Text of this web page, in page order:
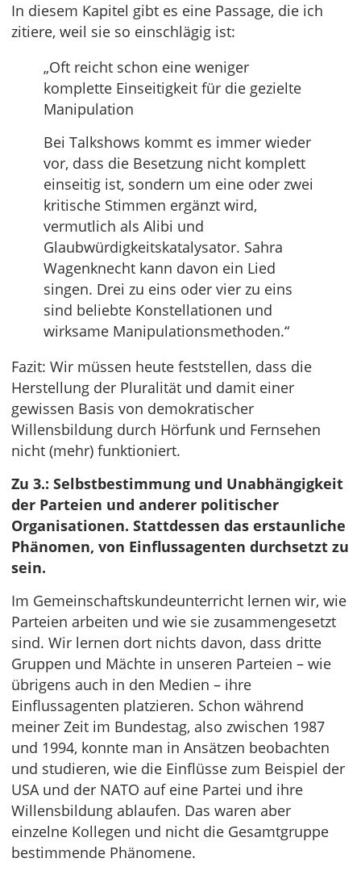
In diesem Kapitel gibt es eine Passage, die ich
zitiere, weil sie so einschlägig ist:
„Oft reicht schon eine weniger
komplette Einseitigkeit für die gezielte
Manipulation
Bei Talkshows kommt es immer wieder
vor, dass die Besetzung nicht komplett
einseitig ist, sondern um eine oder zwei
kritische Stimmen ergänzt wird,
vermutlich als Alibi und
Glaubwürdigkeitskatalysator. Sahra
Wagenknecht kann davon ein Lied
singen. Drei zu eins oder vier zu eins
sind beliebte Konstellationen und
wirksame Manipulationsmethoden.“
Fazit: Wir müssen heute feststellen, dass die
Herstellung der Pluralität und damit einer
gewissen Basis von demokratischer
Willensbildung durch Hörfunk und Fernsehen
nicht (mehr) funktioniert.
Zu 3.: Selbstbestimmung und Unabhängigkeit
der Parteien und anderer politischer
Organisationen. Stattdessen das erstaunliche
Phänomen, von Einflussagenten durchsetzt zu
sein.
Im Gemeinschaftskundeunterricht lernen wir, wie
Parteien arbeiten und wie sie zusammengesetzt
sind. Wir lernen dort nichts davon, dass dritte
Gruppen und Mächte in unseren Parteien – wie
übrigens auch in den Medien – ihre
Einflussagenten platzieren. Schon während
meiner Zeit im Bundestag, also zwischen 1987
und 1994, konnte man in Ansätzen beobachten
und studieren, wie die Einflüsse zum Beispiel der
USA und der NATO auf eine Partei und ihre
Willensbildung ablaufen. Das waren aber
einzelne Kollegen und nicht die Gesamtgruppe
bestimmende Phänomene.